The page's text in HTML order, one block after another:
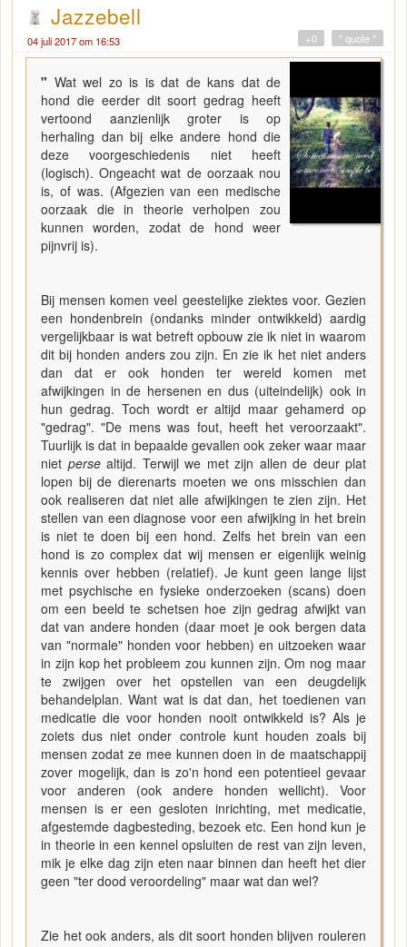
Jazzebell
04 juli 2017 om 16:53 " quote "
+0
" Wat wel zo is is dat de kans dat de
hond die eerder dit soort gedrag heeft
vertoond aanzienlijk groter is op
herhaling dan bij elke andere hond die
deze voorgeschiedenis niet heeft
(logisch). Ongeacht wat de oorzaak nou
is, of was. (Afgezien van een medische
oorzaak die in theorie verholpen zou
kunnen worden, zodat de hond weer
pijnvrij is).
Bij mensen komen veel geestelijke ziektes voor. Gezien
een hondenbrein (ondanks minder ontwikkeld) aardig
vergelijkbaar is wat betreft opbouw zie ik niet in waarom
dit bij honden anders zou zijn. En zie ik het niet anders
dan dat er ook honden ter wereld komen met
afwijkingen in de hersenen en dus (uiteindelijk) ook in
hun gedrag. Toch wordt er altijd maar gehamerd op
"gedrag". "De mens was fout, heeft het veroorzaakt".
Tuurlijk is dat in bepaalde gevallen ook zeker waar maar
niet persealtijd. Terwijl we met zijn allen de deur plat
lopen bij de dierenarts moeten we ons misschien dan
ook realiseren dat niet alle afwijkingen te zien zijn. Het
stellen van een diagnose voor een afwijking in het brein
is niet te doen bij een hond. Zelfs het brein van een
hond is zo complex dat wij mensen er eigenlijk weinig
kennis over hebben (relatief). Je kunt geen lange lijst
met psychische en fysieke onderzoeken (scans) doen
om een beeld te schetsen hoe zijn gedrag afwijkt van
dat van andere honden (daar moet je ook bergen data
van "normale" honden voor hebben) en uitzoeken waar
in zijn kop het probleem zou kunnen zijn. Om nog maar
te zwijgen over het opstellen van een deugdelijk
behandelplan. Want wat is dat dan, het toedienen van
medicatie die voor honden nooit ontwikkeld is? Als je
zoiets dus niet onder controle kunt houden zoals bij
mensen zodat ze mee kunnen doen in de maatschappij
zover mogelijk, dan is zo'n hond een potentieel gevaar
voor anderen (ook andere honden wellicht). Voor
mensen is er een gesloten inrichting, met medicatie,
afgestemde dagbesteding, bezoek etc. Een hond kun je
in theorie in een kennel opsluiten de rest van zijn leven,
mik je elke dag zijn eten naar binnen dan heeft het dier
geen "ter dood veroordeling" maar wat dan wel?
Zie het ook anders, als dit soort honden blijven rouleren